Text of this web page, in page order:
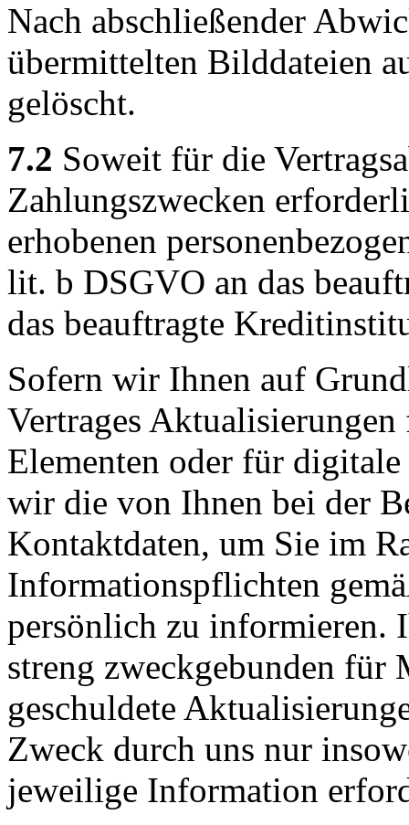
Nach abschließender
übermittelten Bilddateien
gelöscht.
7.2 Soweit für die
Zahlungszwecken
erhobenen
lit. b DSGVO an das
das beauftragte
Sofern wir Ihnen auf
Vertrages
Elementen oder für
wir die von Ihnen bei der
Kontaktdaten, um Sie im
Informationspflichten
persönlich zu informieren.
streng zweckgebunden
geschuldete
Zweck durch uns nur
jeweilige Information